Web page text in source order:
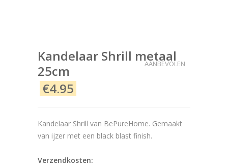
Kandelaar Shrill metaal
25cm
€4.95
AANBEVOLEN
Kandelaar Shrill van BePureHome. Gemaakt
van ijzer met een black blast finish.
Verzendkosten: